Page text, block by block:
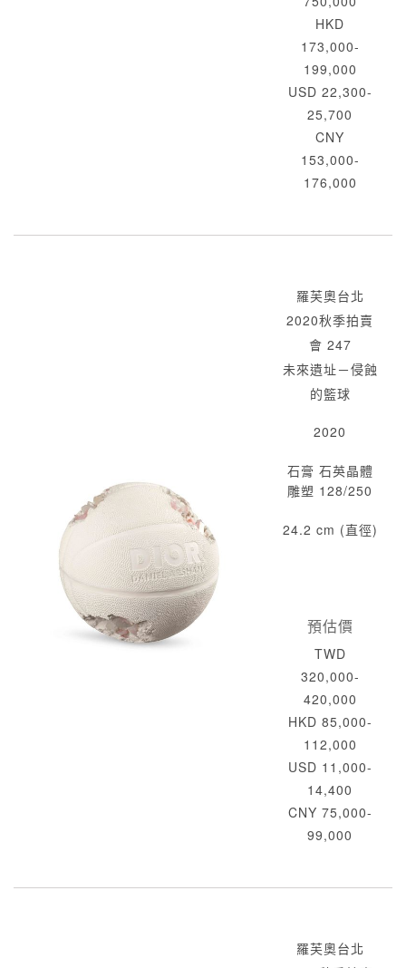
HKD
173,000-
199,000
USD 22,300-
25,700
CNY
153,000-
176,000
羅芙奧台北
2020秋季拍賣
會 247
未來遺址－侵蝕
的籃球
2020
石膏 石英晶體
雕塑 128/250
24.2 cm (直徑)
預估價
TWD
320,000-
420,000
HKD 85,000-
112,000
USD 11,000-
14,400
CNY 75,000-
99,000
羅芙奧台北